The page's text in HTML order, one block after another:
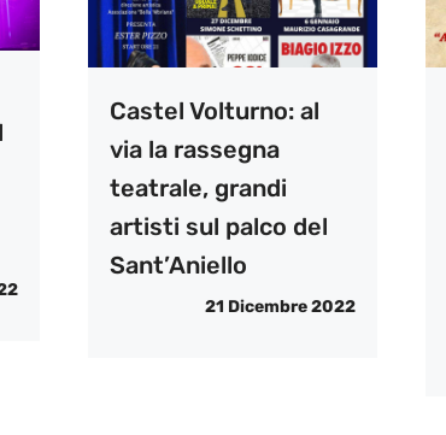
Castel Volturno: al
via la rassegna
teatrale, grandi
artisti sul palco del
Sant’Aniello
21 Dicembre 2022